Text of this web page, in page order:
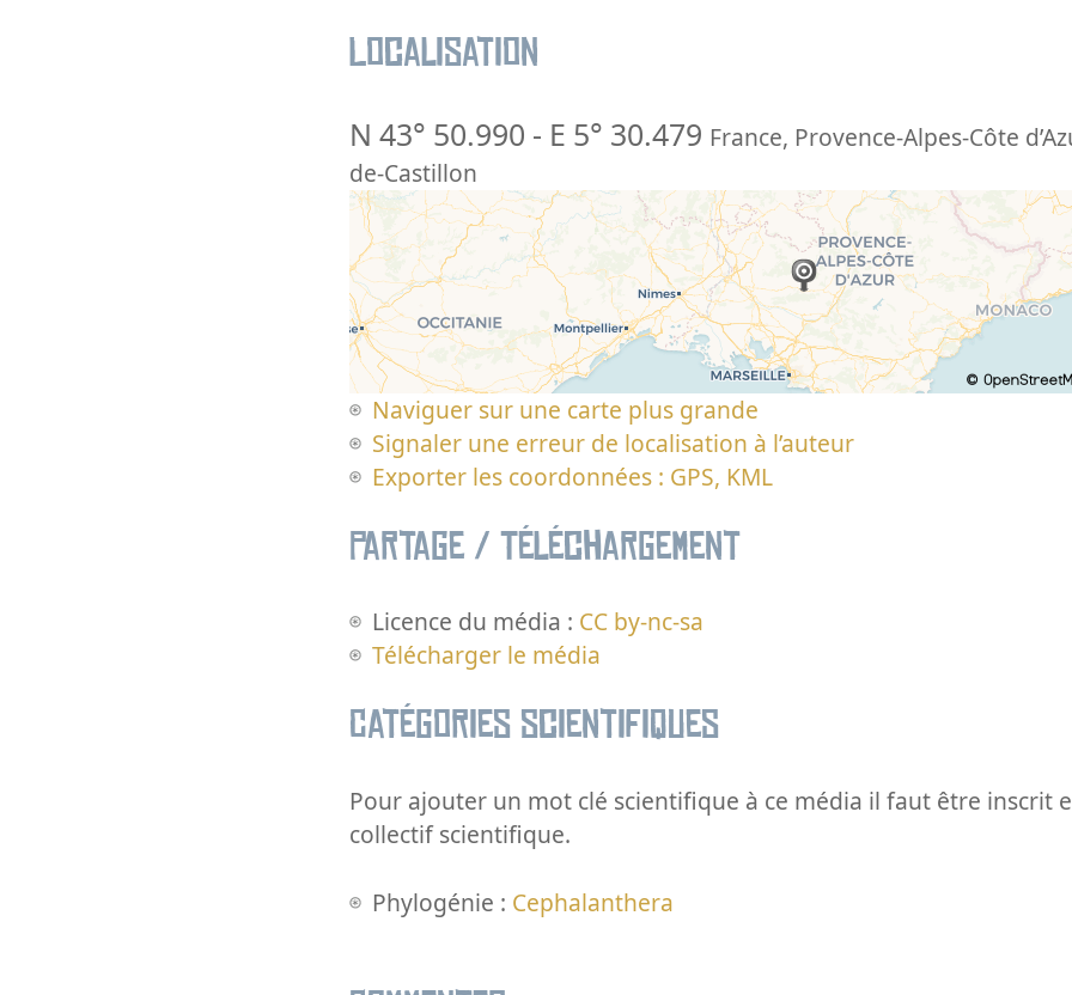
Localisation
N 43° 50.990 - E 5° 30.479 France, Provence-Alpes-Côte
de-Castillon
Naviguer sur une carte plus grande
Signaler une erreur de localisation à l’auteur
Exporter les coordonnées : GPS, KML
Partage / Téléchargement
Licence du média : CC by-nc-sa
Télécharger le média
Catégories scientifiques
Pour ajouter un mot clé scientifique à ce média il faut être inscrit
collectif scientifique.
Phylogénie : Cephalanthera